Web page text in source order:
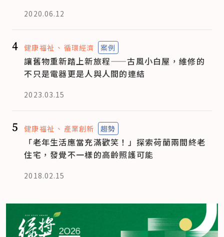
2020.06.12
4 健康福祉 循環經濟 案例
讓舊物重新踏上新旅程——古風小白屋，維修的
不只是電器更是人與人間的連結
2023.03.15
5 健康福祉 產業創新 趨勢
「老年生活應當充滿歡笑！」探索荷蘭兩間終老
住宅，發覺不一樣的高齡照護可能
2018.02.15